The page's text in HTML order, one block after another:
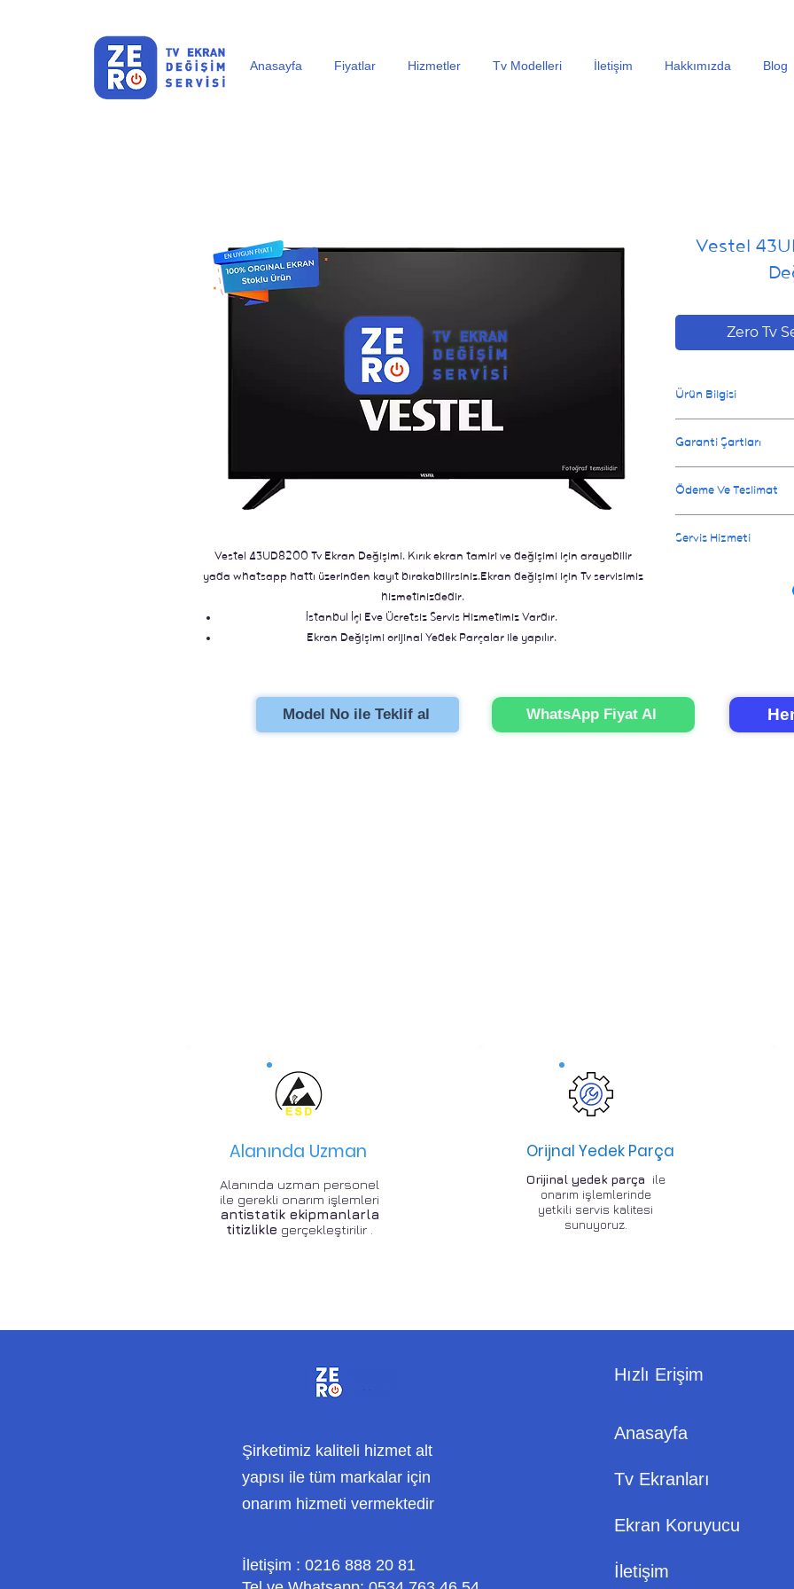
Anasayfa Fiyatlar Hizmetler Tv Modelleri İletişim Hakkımızda Blog
Vestel 43UD8200 Tv Ekran Değişimi. Kırık ekran tamiri ve değişimi için arayabilir
yada whatsapp hattı üzerinden kayıt bırakabilirsiniz.Ekran değişimi için Tv servisimiz
hizmetinizdedir.
İstanbul İçi Eve Ücretsiz Servis Hizmetimiz Vardır.
Ekran Değişimi orijinal Yedek Parçalar ile yapılır.
Vestel
Zero Tv
Ürün Bilgisi
değiştirildiğin de
televizyon gibi olur.
için 3 iş günüdür.
Garanti Şartları
Ay garanti verilir.
Ödeme Ve Teslimat
İl dışı gönderimler
Servis Hizmeti
için bizi aramanız
Model No ile Teklif al WhatsApp Fiyat Al
Alanında Uzman
Alanında uzman personel
ile gerekli onarım işlemleri
antistatik ekipmanlarla
titizlikle gerçekleştirilir .
Orijnal Yedek Parça
Orijinal yedek parça ile
onarım işlemlerinde
yetkili servis kalitesi
sunuyoruz.
Şirketimiz kaliteli hizmet alt
yapısı ile tüm markalar için
onarım hizmeti vermektedir
İletişim : 0216 888 20 81
Hızlı Erişim
Anasayfa
Tv Ekranları
Ekran Koruyucu
İletişim